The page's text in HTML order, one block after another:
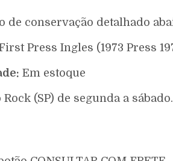
conservação detalhado
Press Ingles (1973 Press
Em estoque
(SP) de segunda a sábado.